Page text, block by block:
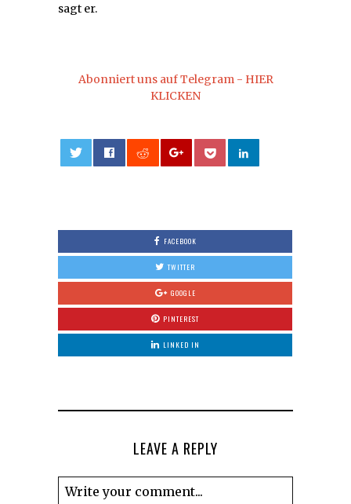
sagt er.
Abonniert uns auf Telegram - HIER
KLICKEN
FACEBOOK
TWITTER
GOOGLE
PINTEREST
LINKED IN
LEAVE A REPLY